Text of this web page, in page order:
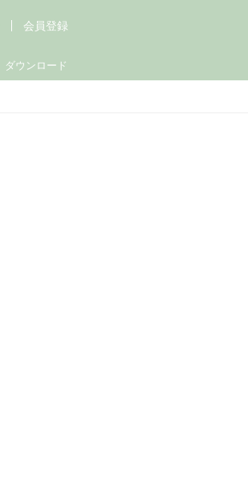
ダウンロード
会員登録